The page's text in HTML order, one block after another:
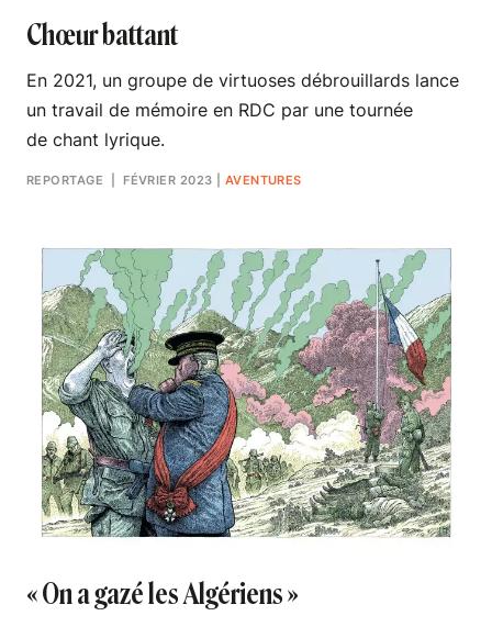
Chœur battant
En 2021, un groupe de virtuoses débrouillards lance
un travail de mémoire en RDC par une tournée
de chant lyrique.
REPORTAGE | FÉVRIER 2023 AVENTURES
« On a gazé les Algériens »